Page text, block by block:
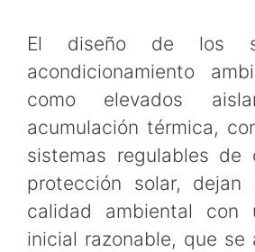
El diseño de los
acondicionamiento
como elevados
acumulación térmica,
sistemas regulables de
protección solar, dejan
calidad ambiental con
inicial razonable, que se